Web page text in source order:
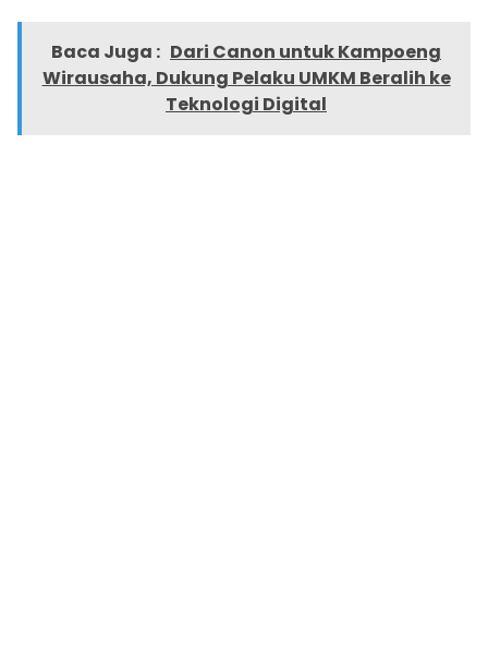
Baca Juga : Dari Canon untuk Kampoeng
Wirausaha, Dukung Pelaku UMKM Beralih ke
Teknologi Digital